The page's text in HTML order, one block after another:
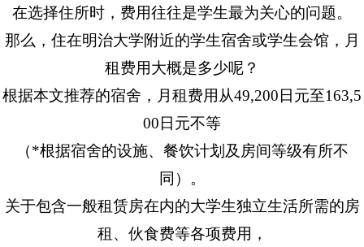
在选择住所时，费用往往是学生最为关心的问题。
那么，住在明治大学附近的学生宿舍或学生会馆，月
租费用大概是多少呢？
根据本文推荐的宿舍，月租费用从49,200日元至163,5
00日元不等
（*根据宿舍的设施、餐饮计划及房间等级有所不
同）。
关于包含一般租赁房在内的大学生独立生活所需的房
租、伙食费等各项费用，